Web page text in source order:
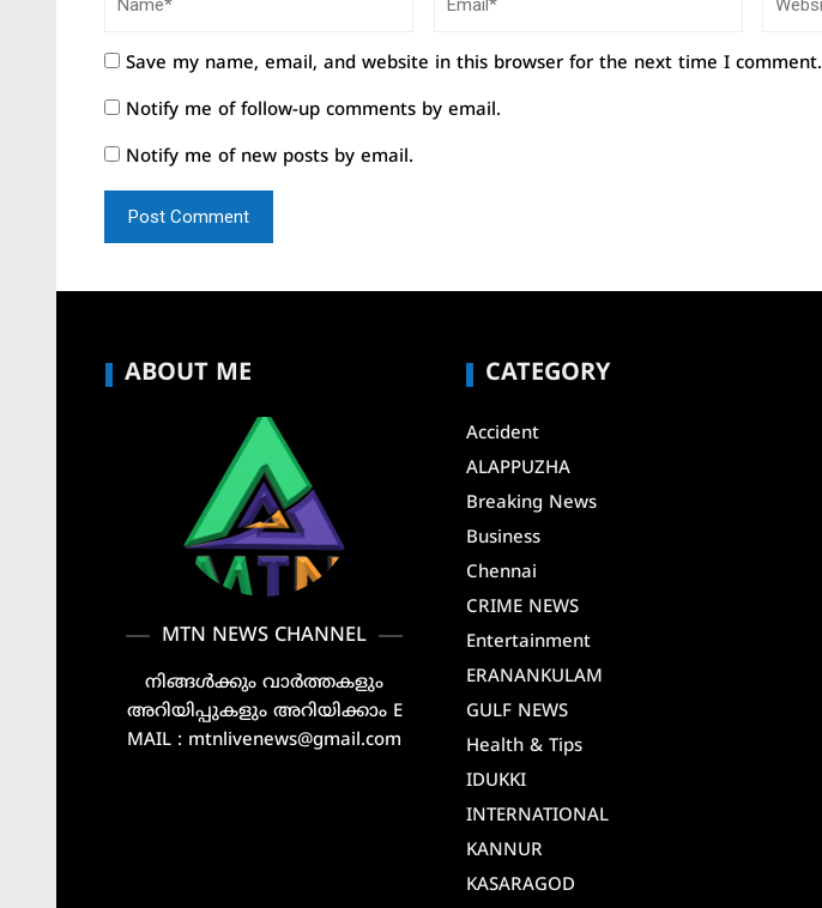
Save my name, email, and website in this browser for the next time I comment.
Notify me of follow-up comments by email.
Notify me of new posts by email.
ABOUT ME
MTN NEWS CHANNEL
നിങ്ങൾക്കും വാർത്തകളും
അറിയിപ്പുകളും അറിയിക്കാം E
MAIL : mtnlivenews@gmail.com
CATEGORY
Accident
ALAPPUZHA
Breaking News
Business
Chennai
CRIME NEWS
Entertainment
ERANANKULAM
GULF NEWS
Health & Tips
IDUKKI
INTERNATIONAL
KANNUR
KASARAGOD